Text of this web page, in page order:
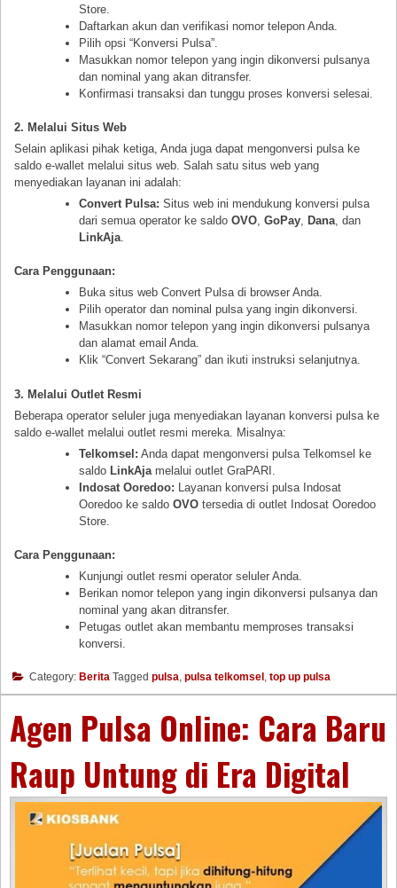
Store.
Daftarkan akun dan verifikasi nomor telepon Anda.
Pilih opsi “Konversi Pulsa”.
Masukkan nomor telepon yang ingin dikonversi pulsanya
dan nominal yang akan ditransfer.
Konfirmasi transaksi dan tunggu proses konversi selesai.
2. Melalui Situs Web
Selain aplikasi pihak ketiga, Anda juga dapat mengonversi pulsa ke
saldo e-wallet melalui situs web. Salah satu situs web yang
menyediakan layanan ini adalah:
Convert Pulsa: Situs web ini mendukung konversi pulsa
dari semua operator ke saldoOVO,GoPay, Dana, dan
LinkAja.
Cara Penggunaan:
Buka situs web Convert Pulsa di browser Anda.
Pilih operator dan nominal pulsa yang ingin dikonversi.
Masukkan nomor telepon yang ingin dikonversi pulsanya
dan alamat email Anda.
Klik “Convert Sekarang” dan ikuti instruksi selanjutnya.
3. Melalui Outlet Resmi
Beberapa operator seluler juga menyediakan layanan konversi pulsa ke
saldo e-wallet melalui outlet resmi mereka. Misalnya:
Telkomsel: Anda dapat mengonversi pulsa Telkomsel ke
saldo LinkAja melalui outlet GraPARI.
Indosat Ooredoo: Layanan konversi pulsa Indosat
Ooredoo ke saldoOVO tersedia di outlet Indosat Ooredoo
Store.
Cara Penggunaan:
Kunjungi outlet resmi operator seluler Anda.
Berikan nomor telepon yang ingin dikonversi pulsanya dan
nominal yang akan ditransfer.
Petugas outlet akan membantu memproses transaksi
konversi.
Category: Berita Tagged pulsa, pulsa telkomsel , top up pulsa
Agen Pulsa Online: Cara Baru
Raup Untung di Era Digital